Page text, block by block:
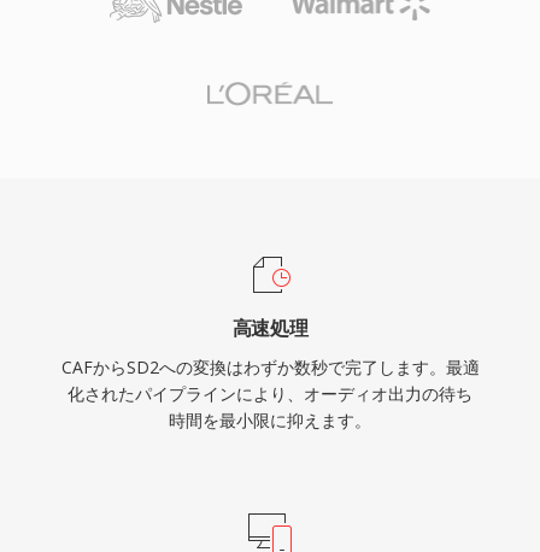
高速処理
CAFからSD2への変換はわずか数秒で完了します。最適
化されたパイプラインにより、オーディオ出力の待ち
時間を最小限に抑えます。